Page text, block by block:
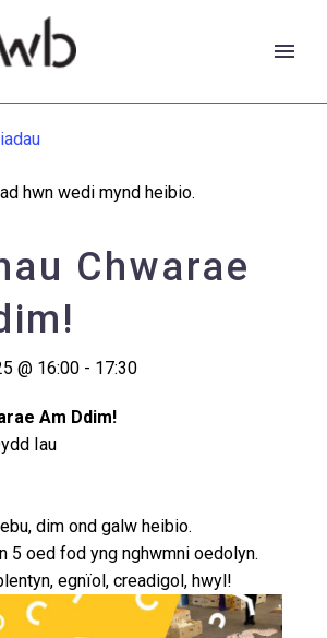
hwn wedi mynd heibio.
Chwarae
@ 16:00 - 17:30
Am Ddim!
Iau
dim ond galw heibio.
5 oed fod yng nghwmni oedolyn.
egnïol, creadigol, hwyl!